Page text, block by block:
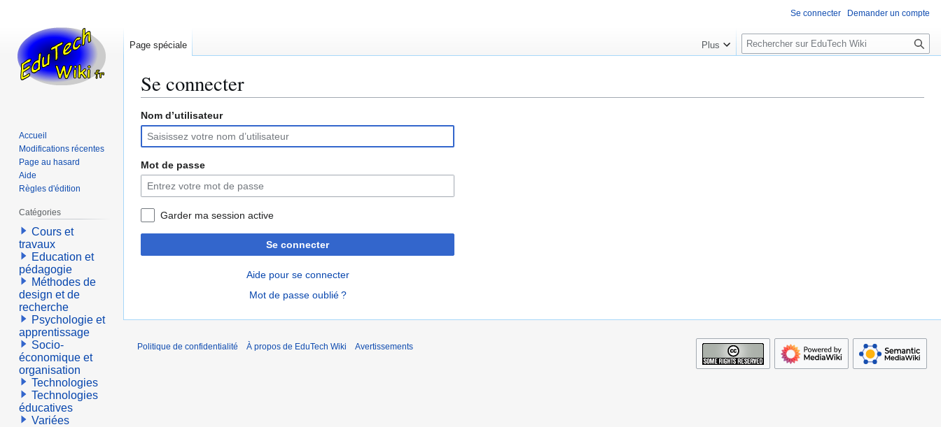
Se connecter
Aller
la
navigation
Aller
la
recherche
Nom d’utilisateur
Mot de passe
Garder ma session active
Se connecter
Aide pour se connecter
Mot de passe oublié ?
Se connecter Demander un compte
Page spéciale Plus
R
e
e
Accueil
Modifications récentes
Page au hasard
Aide
Règles d'édition
Catégories
Cours et
travaux
Education et
pédagogie
Méthodes de
design et de
recherche
Psychologie et
apprentissage
Socio-
économique et
organisation
Technologies
Technologies
éducatives
Variées
Politique de confidentialité À propos de EduTech Wiki Avertissements